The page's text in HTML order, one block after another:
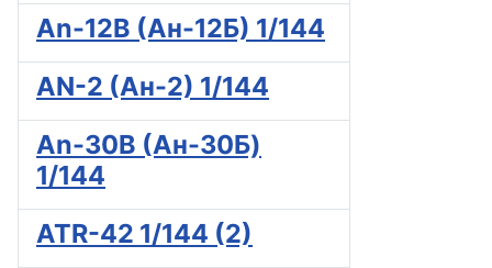
An-12B (Ан-12Б) 1/144
AN-2 (Ан-2) 1/144
An-30B (Ан-30Б)
1/144
ATR-42 1/144 (2)